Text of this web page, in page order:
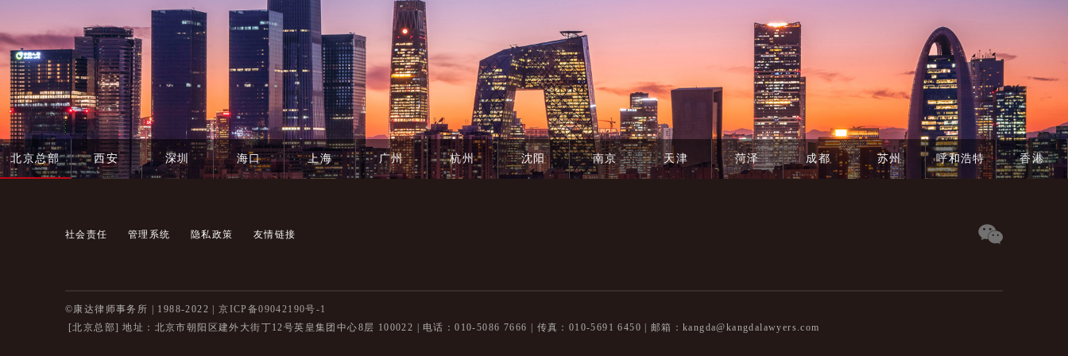
北京总部 西安 深圳 海口 上海 广州 杭州 沈阳 南京 天津 菏泽 成都 苏州 呼和浩特 香港
社会责任 管理系统 隐私政策 友情链接
©康达律师事务所 | 1988-2022 |京ICP备09042190号-1
[北京总部] 地址：北京市朝阳区建外大街丁12号英皇集团中心8层 100022 | 电话：010-5086 7666 | 传真：010-5691 6450 | 邮箱：kangda@kangdalawyers.com